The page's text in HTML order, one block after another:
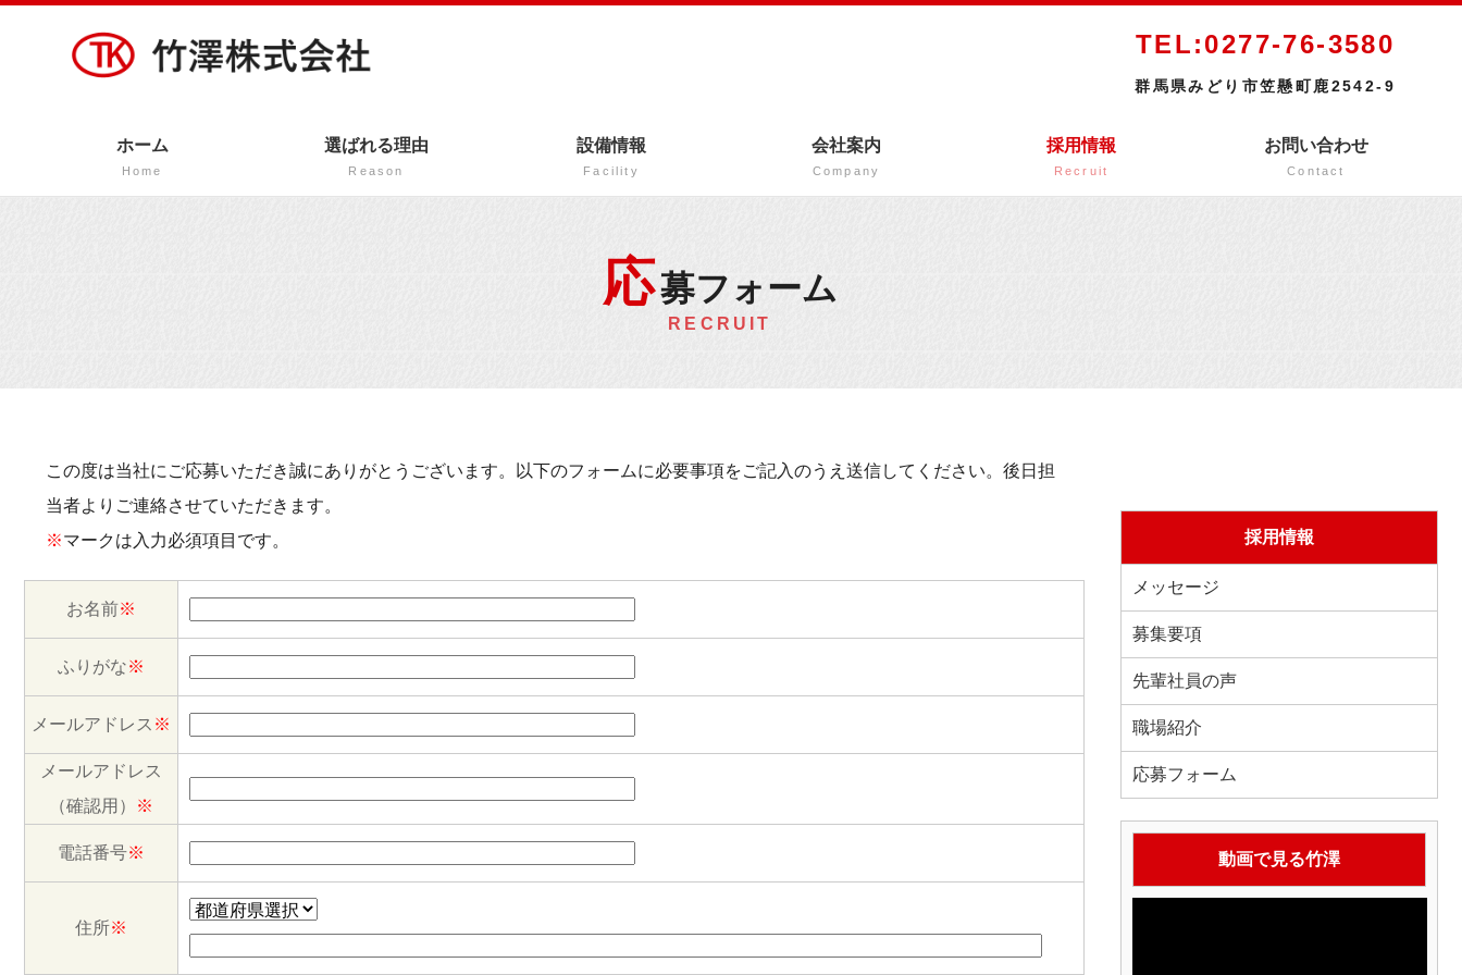
TEL:0277-76-3580
群馬県みどり市笠懸町鹿2542-9
ホーム
Home
選ばれる理由
Reason
設備情報
Facility
会社案内
Company
採用情報
Recruit
お問い合わせ
Contact
応募フォーム
RECRUIT
この度は当社にご応募いただき誠にありがとうございます。以下のフォームに必要事項をご記入のうえ送信してください。後日担
当者よりご連絡させていただきます。
※マークは入力必須項目です。
お名前※
ふりがな※
メールアドレス ※
メールアドレス
（確認用）
※
電話番号※
住所※
採用情報
メッセージ
募集要項
先輩社員の声
職場紹介
応募フォーム
動画で見る竹澤